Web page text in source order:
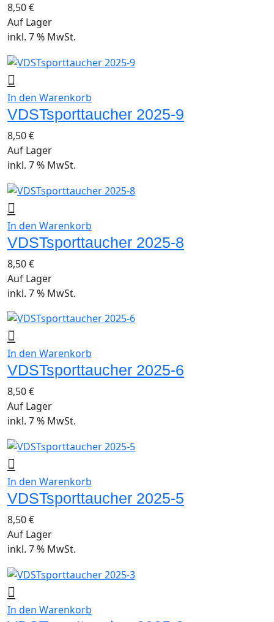
8,50€
Auf Lager
inkl. 7 % MwSt.
In den Warenkorb
VDSTsporttaucher 2025-9
8,50€
Auf Lager
inkl. 7 % MwSt.
In den Warenkorb
VDSTsporttaucher 2025-8
8,50€
Auf Lager
inkl. 7 % MwSt.
In den Warenkorb
VDSTsporttaucher 2025-6
8,50€
Auf Lager
inkl. 7 % MwSt.
In den Warenkorb
VDSTsporttaucher 2025-5
8,50€
Auf Lager
inkl. 7 % MwSt.
In den Warenkorb